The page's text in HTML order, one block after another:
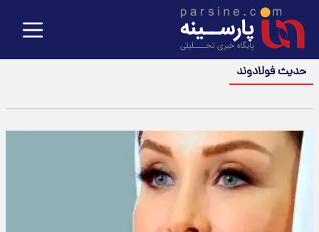
حدیث فولادوند